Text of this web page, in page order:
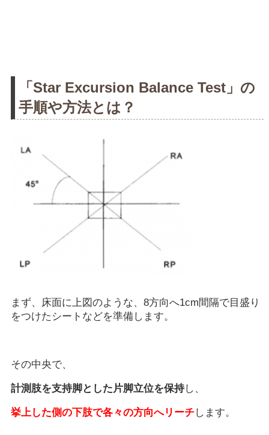
「Star Excursion Balance Test」の
手順や方法とは？
まず、床面に上図のような、8方向へ1cm間隔で目盛り
をつけたシートなどを準備します。
その中央で、
計測肢を支持脚とした片脚立位を保持し、
挙上した側の下肢で各々の方向へリーチします。